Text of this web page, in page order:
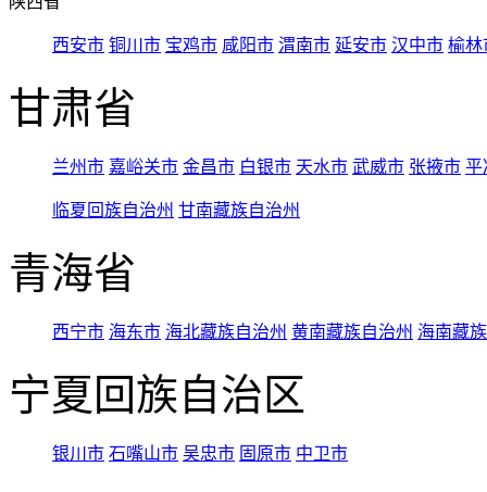
西安市 铜川市 宝鸡市 咸阳市 渭南市 延安市 汉中市 榆林
甘肃省
兰州市 嘉峪关市 金昌市 白银市 天水市 武威市 张掖市 平
临夏回族自治州 甘南藏族自治州
青海省
西宁市 海东市 海北藏族自治州 黄南藏族自治州 海南藏
宁夏回族自治区
银川市 石嘴山市 吴忠市 固原市 中卫市